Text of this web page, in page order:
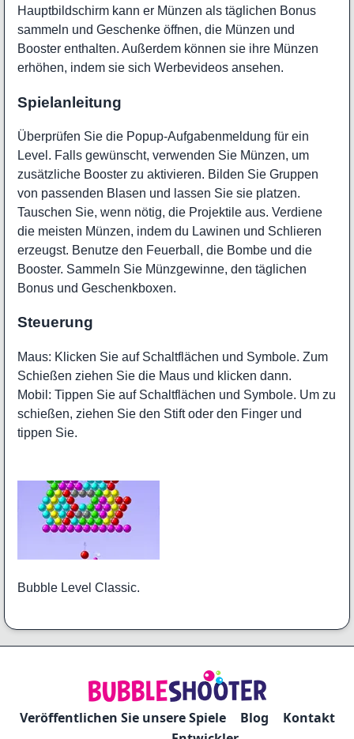
Hauptbildschirm kann er Münzen als täglichen Bonus
sammeln und Geschenke öffnen, die Münzen und
Booster enthalten. Außerdem können sie ihre Münzen
erhöhen, indem sie sich Werbevideos ansehen.
Spielanleitung
Überprüfen Sie die Popup-Aufgabenmeldung für ein
Level. Falls gewünscht, verwenden Sie Münzen, um
zusätzliche Booster zu aktivieren. Bilden Sie Gruppen
von passenden Blasen und lassen Sie sie platzen.
Tauschen Sie, wenn nötig, die Projektile aus. Verdiene
die meisten Münzen, indem du Lawinen und Schlieren
erzeugst. Benutze den Feuerball, die Bombe und die
Booster. Sammeln Sie Münzgewinne, den täglichen
Bonus und Geschenkboxen.
Steuerung
Maus: Klicken Sie auf Schaltflächen und Symbole. Zum
Schießen ziehen Sie die Maus und klicken dann.
Mobil: Tippen Sie auf Schaltflächen und Symbole. Um zu
schießen, ziehen Sie den Stift oder den Finger und
tippen Sie.
Bubble Level Classic.
Veröffentlichen Sie unsere Spiele Blog
Kontakt